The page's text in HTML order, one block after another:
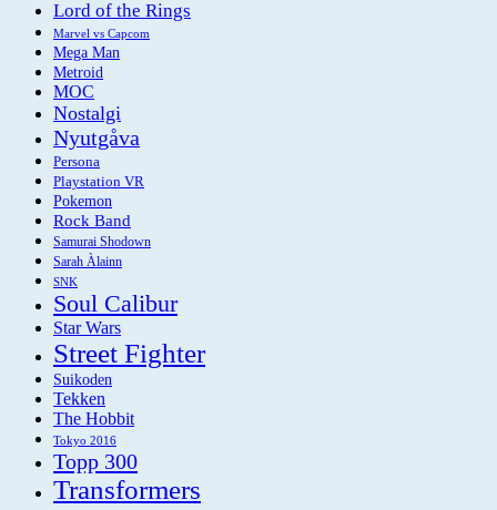
Lord of the Rings
Marvel vs Capcom
Mega Man
Metroid
MOC
Nostalgi
Nyutgåva
Persona
Playstation VR
Pokemon
Rock Band
Samurai Shodown
Sarah Àlainn
SNK
Soul Calibur
Star Wars
Street Fighter
Suikoden
Tekken
The Hobbit
Tokyo 2016
Topp 300
Transformers